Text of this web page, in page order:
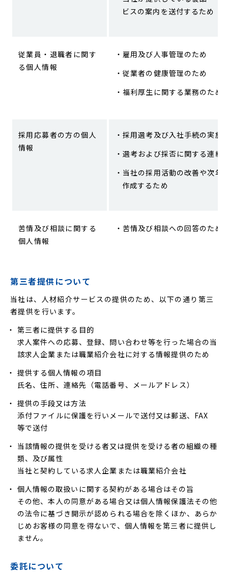
ビスの案内を送付するため
従業員・退職者に関す
る個人情報
雇用及び人事管理のため
従業者の健康管理のため
福利厚生に関する業務のため
採用応募者の方の個人
情報
採用選考及び入社手続の実施
選考および採否に関する連絡
当社の採用活動の改善や次年
作成するため
苦情及び相談に関する
個人情報
苦情及び相談への回答のため
第三者提供について
当社は、人材紹介サービスの提供のため、以下の通り第三
者提供を行います。
第三者に提供する目的
求人案件への応募、登録、問い合わせ等を行った場合の当
該求人企業または職業紹介会社に対する情報提供のため
提供する個人情報の項目
氏名、住所、連絡先（電話番号、メールアドレス）
提供の手段又は方法
添付ファイルに保護を行いメールで送付又は郵送、FAX
等で送付
当該情報の提供を受ける者又は提供を受ける者の組織の種
類、及び属性
当社と契約している求人企業または職業紹介会社
個人情報の取扱いに関する契約がある場合はその旨
その他、本人の同意がある場合又は個人情報保護法その他
の法令に基づき開示が認められる場合を除くほか、あらか
じめお客様の同意を得ないで、個人情報を第三者に提供し
ません。
委託について